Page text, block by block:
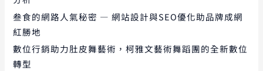
叁食的網路人氣秘密 — 網站設計與SEO優化助品牌成網
紅勝地
數位行銷助力肚皮舞藝術，柯雅文藝術舞蹈團的全新數位
轉型